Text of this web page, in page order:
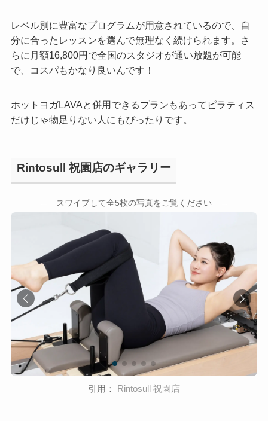
レベル別に豊富なプログラムが用意されているので、自
分に合ったレッスンを選んで無理なく続けられます。さ
らに月額16,800円で全国のスタジオが通い放題が可能
で、コスパもかなり良いんです！
ホットヨガLAVAと併用できるプランもあってピラティス
だけじゃ物足りない人にもぴったりです。
Rintosull 祝園店のギャラリー
スワイプして全5枚の写真をご覧ください
引用： Rintosull 祝園店